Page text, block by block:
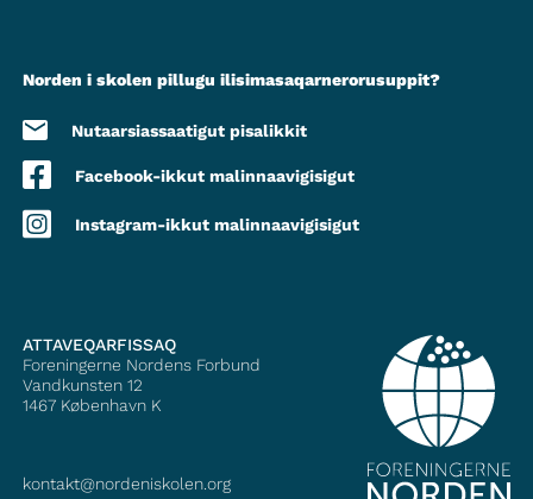
Norden i skolen pillugu ilisimasaqarnerorusuppit?
Nutaarsiassaatigut pisalikkit
Facebook-ikkut malinnaavigisigut
Instagram-ikkut malinnaavigisigut
ATTAVEQARFISSAQ
Foreningerne Nordens Forbund
Vandkunsten 12
1467 København K
kontakt@nordeniskolen.org